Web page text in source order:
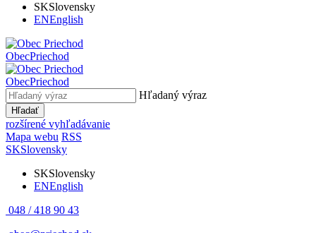
SKSlovensky
ENEnglish
ObecPriechod
ObecPriechod
Hľadaný výraz
Hľadať
rozšírené vyhľadávanie
Mapa webu RSS
SKSlovensky
SKSlovensky
ENEnglish
048 / 418 90 43